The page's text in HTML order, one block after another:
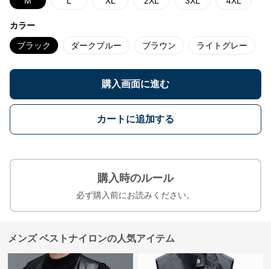
カラー
ブラック ダークブルー ブラウン ライトグレー
購入画面に進む
カートに追加する
購入時のルール
必ず購入前にお読みください。
メンズ ベストナイロンの人気アイテム